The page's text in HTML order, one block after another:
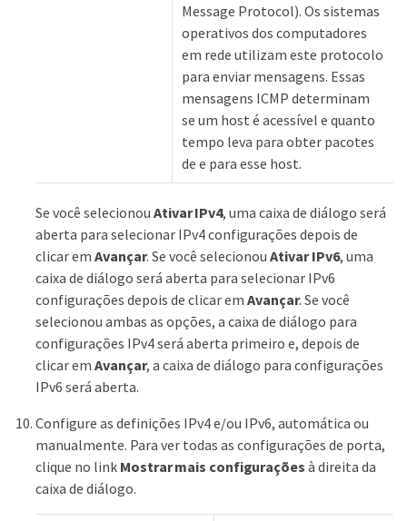
Message Protocol). Os sistemas
operativos dos computadores
em rede utilizam este protocolo
para enviar mensagens. Essas
mensagens ICMP determinam
se um host é acessível e quanto
tempo leva para obter pacotes
de e para esse host.
Se você selecionou Ativar IPv4, uma caixa de diálogo será
aberta para selecionar IPv4 configurações depois de
clicar em Avançar. Se você selecionouAtivar IPv6, uma
caixa de diálogo será aberta para selecionar IPv6
configurações depois de clicar em Avançar. Se você
selecionou ambas as opções, a caixa de diálogo para
configurações IPv4 será aberta primeiro e, depois de
clicar em Avançar, a caixa de diálogo para configurações
IPv6 será aberta.
Configure as definições IPv4 e/ou IPv6, automática ou
manualmente. Para ver todas as configurações de porta,
clique no link Mostrar mais configurações à direita da
caixa de diálogo.